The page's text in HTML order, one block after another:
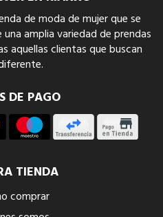
de moda de mujer que se
amplia variedad de prendas
aquellas clientas que buscan
DE PAGO
TIENDA
comprar